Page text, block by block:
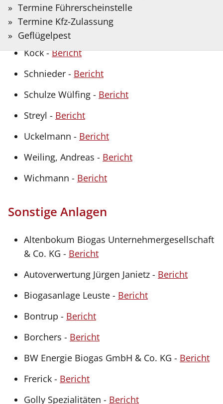
Hähnchenmast Leuste -Bericht
Jeiler -Bericht
Kock -Bericht
Schnieder - Bericht
Schulze Wülfing - Bericht
Streyl - Bericht
Uckelmann - Bericht
Weiling, Andreas - Bericht
Wichmann - Bericht
Sonstige Anlagen
Altenbokum Biogas Unternehmergesellschaft
& Co. KG - Bericht
Autoverwertung Jürgen Janietz - Bericht
Biogasanlage Leuste - Bericht
Bontrup - Bericht
Borchers - Bericht
BW Energie Biogas GmbH & Co. KG - Bericht
Frerick - Bericht
Golly Spezialitäten - Bericht
Termine Führerscheinstelle
Termine Kfz-Zulassung
Geflügelpest